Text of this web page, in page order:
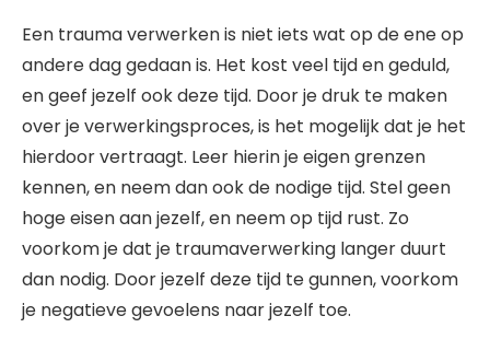
Een trauma verwerken is niet iets wat op de ene op
andere dag gedaan is. Het kost veel tijd en geduld,
en geef jezelf ook deze tijd. Door je druk te maken
over je verwerkingsproces, is het mogelijk dat je het
hierdoor vertraagt. Leer hierin je eigen grenzen
kennen, en neem dan ook de nodige tijd. Stel geen
hoge eisen aan jezelf, en neem op tijd rust. Zo
voorkom je dat je traumaverwerking langer duurt
dan nodig. Door jezelf deze tijd te gunnen, voorkom
je negatieve gevoelens naar jezelf toe.